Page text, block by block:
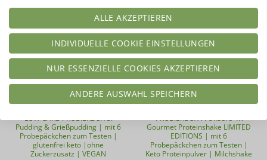
LOW CARB PROBIERBOX 3:
Pudding & Grießpudding | mit 6
Probepäckchen zum Testen |
glutenfrei keto |ohne
Zuckerzusatz | VEGAN
Limited Edition!
PROBIERBOX 7: Unsere 4K
Gourmet Proteinshake LIMITED
EDITIONS | mit 6
Probepäckchen zum Testen |
Keto Proteinpulver | Milchshake
ALLE AKZEPTIEREN
INDIVIDUELLE COOKIE EINSTELLUNGEN
NUR ESSENZIELLE COOKIES AKZEPTIEREN
ANDERE AUSWAHL SPEICHERN